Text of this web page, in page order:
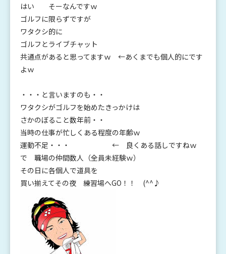
はい そーなんですｗ
ゴルフに限らずですが
ワタクシ的に
ゴルフとライブチャット
共通点があると思ってますｗ ←あくまでも個人的にです
よｗ
・・・と言いますのも・・
ワタクシがゴルフを始めたきっかけは
さかのぼること数年前・・
当時の仕事が忙しくある程度の年齢ｗ
運動不足・・・ ← 良くある話しですねｗ
で 職場の仲間数人（全員未経験ｗ）
その日に各個人で道具を
買い揃えてその夜 練習場へGO！！ (^^♪